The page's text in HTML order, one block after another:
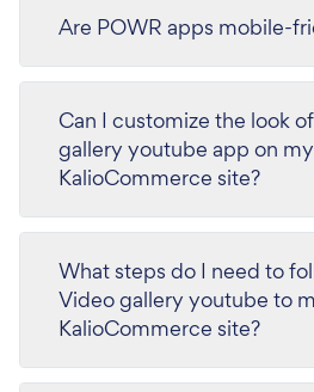
Are POWR apps mobile-
Can I customize the look
gallery youtube app on my
KalioCommerce site?
What steps do I need to
Video gallery youtube to
KalioCommerce site?